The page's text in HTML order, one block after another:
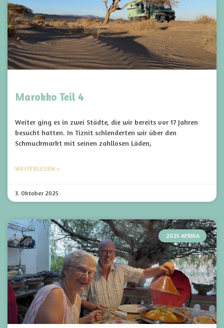
Marokko Teil 4
Weiter ging es in zwei Städte, die wir bereits vor 17 Jahren
besucht hatten. In Tiznit schlenderten wir über den
Schmuckmarkt mit seinen zahllosen Läden,
WEITERLESEN »
3. Oktober 2025
2025 AFRIKA